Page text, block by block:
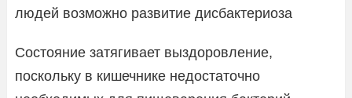
людей возможно развитие дисбактериоза
Состояние затягивает выздоровление,
поскольку в кишечнике недостаточно